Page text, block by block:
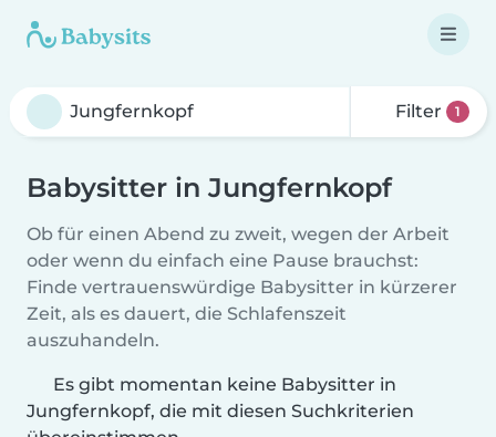
Filter 1
Babysitter in Jungfernkopf
Ob für einen Abend zu zweit, wegen der Arbeit
oder wenn du einfach eine Pause brauchst:
Finde vertrauenswürdige Babysitter in kürzerer
Zeit, als es dauert, die Schlafenszeit
auszuhandeln.
Es gibt momentan keine Babysitter in
Jungfernkopf, die mit diesen Suchkriterien